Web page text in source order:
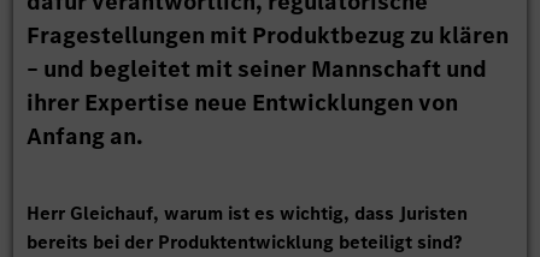
Fragestellungen mit Produktbezug zu klären
– und begleitet mit seiner Mannschaft und
ihrer Expertise neue Entwicklungen von
Anfang an.
Herr Gleichauf, warum ist es wichtig, dass Juristen
bereits bei der Produktentwicklung beteiligt sind?